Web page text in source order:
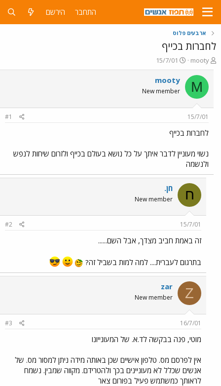
התחבר הירשם
ארבעים פלוס
לחברות בכייף
פ
ו
ת
ח
ה
ש
א
mooty
פ
ו
ר
ס
ם
ר
15/7/01
M
mooty
New member
15/7/01
#1
לחברות בכייף
נשוי מעוניין לדבר איתך על כל נושא בעולם בכייף ולזרום שיחות לנפש
ולנשמה
ח חן.
New member
15/7/01
#2
זה באמת חביב מצדך, אבל השם......
בתרגום לעברית.... למה למות בשביל זה?
Z
zar
New member
16/7/01
#3
מוטי, פנה בבקשה לד.א. של המעונייונו
אין לפרסם מס. טלפון אישיים שכן באותה מידה ניתן למסור מס. של
אנשים שכלל לא מעוניינים בכך ולהטרידם. מקווה שמבין. נשמח
לראותך כמשתמש פעיל בפורום צאר